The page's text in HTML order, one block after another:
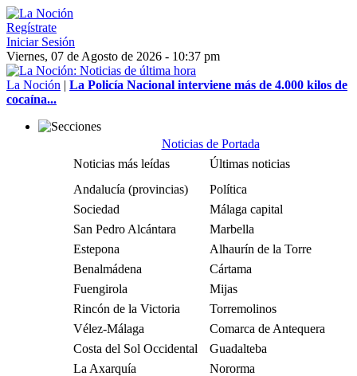
Regístrate
Iniciar Sesión
Viernes, 07 de Agosto de 2026 - 10:37 pm
La Noción | La Policía Nacional interviene más de 4.000 kilos de
cocaína...
Noticias de Portada
Noticias más leídas
Últimas noticias
Andalucía (provincias)
Política
Sociedad
Málaga capital
San Pedro Alcántara
Marbella
Estepona
Alhaurín de la Torre
Benalmádena
Cártama
Fuengirola
Mijas
Rincón de la Victoria
Torremolinos
Vélez-Málaga
Comarca de Antequera
Costa del Sol Occidental
Guadalteba
La Axarquía
Nororma